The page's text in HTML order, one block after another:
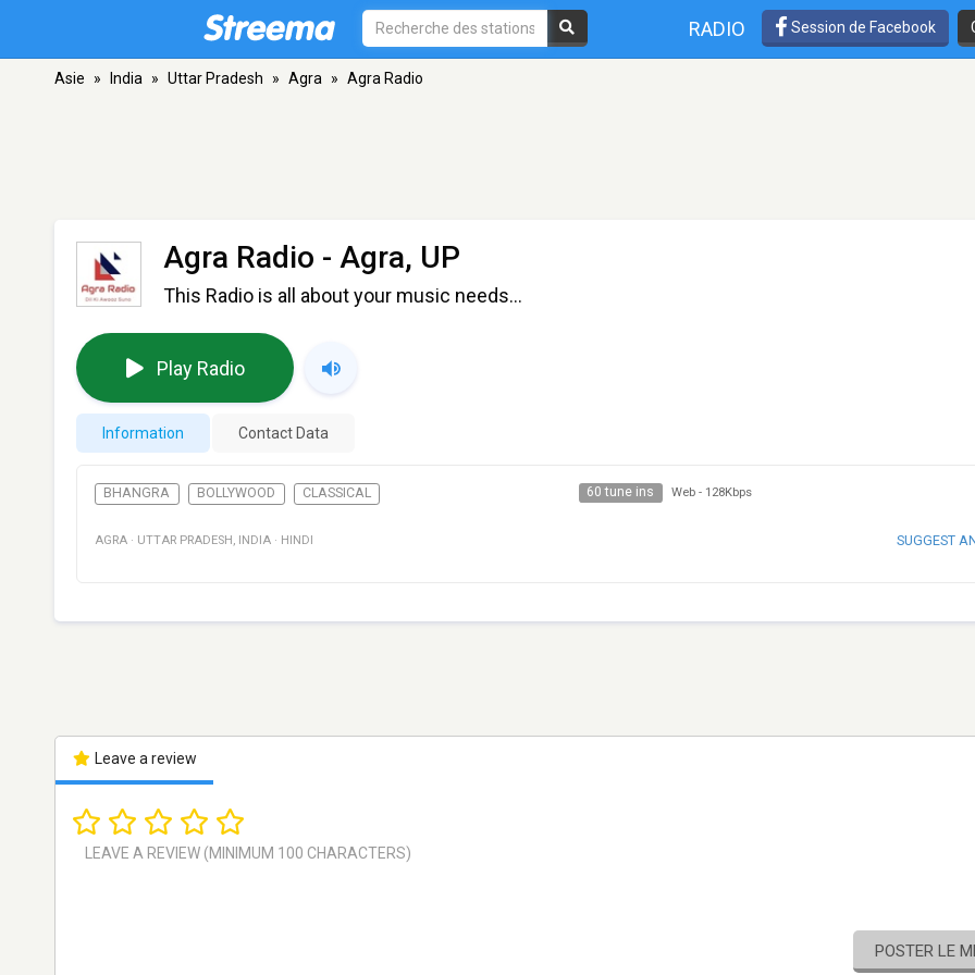
RADIO Session de Facebook
Asie » India » Uttar Pradesh » Agra » Agra Radio
Agra Radio - Agra, UP
This Radio is all about your music needs...
Play Radio
Information Contact Data
BHANGRA BOLLYWOOD CLASSICAL 60 tune ins Web - 128Kbps
AGRA · UTTAR PRADESH , INDIA · HINDI SUGGEST
Leave a review
POSTER LE